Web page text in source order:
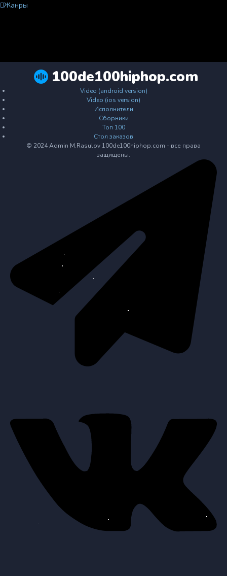
Жанры
100de100hiphop.com
Video (android version)
Video (ios version)
Исполнители
Сборники
Топ 100
Стол заказов
© 2024 Admin M.Rasulov 100de100hiphop.com - все права
защищены.